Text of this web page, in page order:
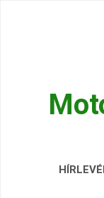
Hírek, Tesztek,